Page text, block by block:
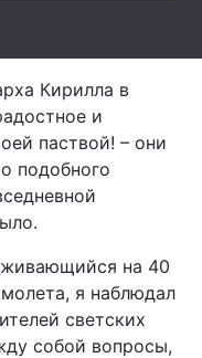
Кирилла в
и
паствой! – они
подобного
на 40
я наблюдал
светских
собой вопросы,